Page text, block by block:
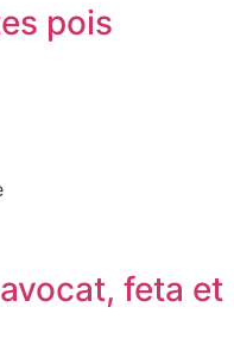
pois
feta et